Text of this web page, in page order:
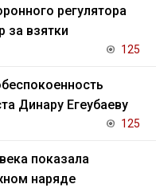
регулятора
за взятки
125
Динару Егеубаеву
125
показала
наряде